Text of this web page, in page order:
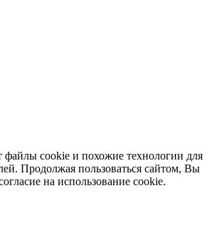
файлы cookie и похожие технологии для
Продолжая пользоваться сайтом, Вы
на использование cookie.